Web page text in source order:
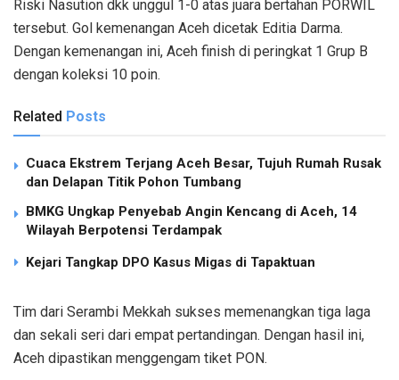
Riski Nasution dkk unggul 1-0 atas juara bertahan PORWIL
tersebut. Gol kemenangan Aceh dicetak Editia Darma.
Dengan kemenangan ini, Aceh finish di peringkat 1 Grup B
dengan koleksi 10 poin.
Related Posts
Cuaca Ekstrem Terjang Aceh Besar, Tujuh Rumah Rusak
dan Delapan Titik Pohon Tumbang
BMKG Ungkap Penyebab Angin Kencang di Aceh, 14
Wilayah Berpotensi Terdampak
Kejari Tangkap DPO Kasus Migas di Tapaktuan
Tim dari Serambi Mekkah sukses memenangkan tiga laga
dan sekali seri dari empat pertandingan. Dengan hasil ini,
Aceh dipastikan menggengam tiket PON.